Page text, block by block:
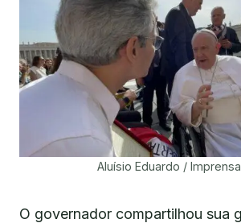
Aluísio Eduardo /
O governador compartilhou sua